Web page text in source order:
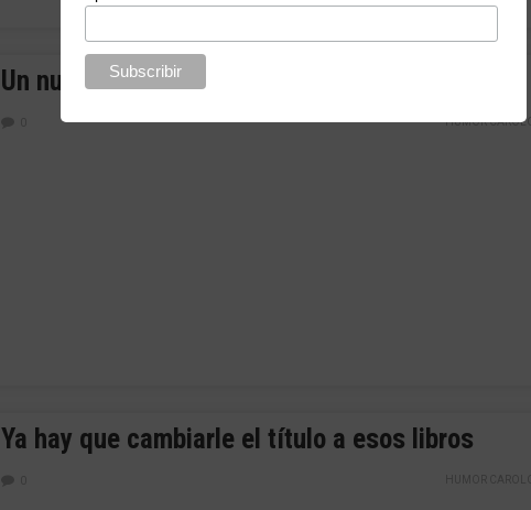
Un nuevo acto para el mismo circo
HUMOR CAROLO
Ya hay que cambiarle el título a esos libros